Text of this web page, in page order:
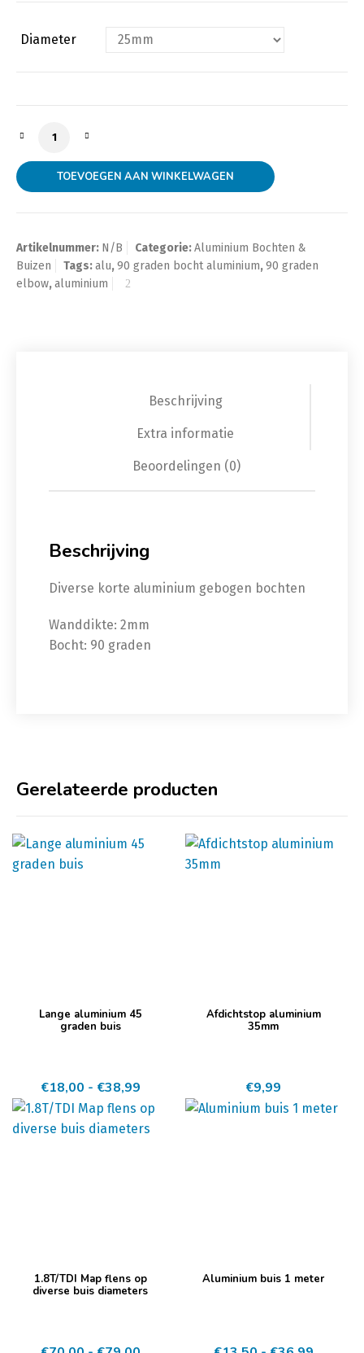
Diameter
Korte 90 graden alu bocht las aantal
TOEVOEGEN AAN WINKELWAGEN
Artikelnummer: N/B Categorie:Aluminium Bochten &
Buizen
Tags:alu,90 graden bocht aluminium,90 graden
elbow,aluminium
Beschrijving
Extra informatie
Beoordelingen (0)
Beschrijving
Diverse korte aluminium gebogen bochten
Wanddikte: 2mm
Bocht: 90 graden
Gerelateerde producten
variaties.
Deze
optie
Lange aluminium 45
graden buis
€18,00 - €38,99Prijsklasse:
€18,00
tot
Afdichtstop aluminium
35mm
€9,99
product
1.8T/TDI Map flens op
diverse buis diameters
Aluminium buis 1 meter